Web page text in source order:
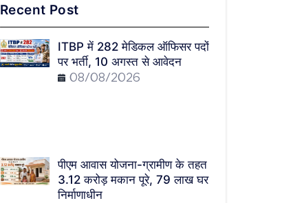
Recent Post
ITBP में 282 मेडिकल ऑफिसर पदों
पर भर्ती, 10 अगस्त से आवेदन
08/08/2026
पीएम आवास योजना-ग्रामीण के तहत
3.12 करोड़ मकान पूरे, 79 लाख घर
निर्माणाधीन